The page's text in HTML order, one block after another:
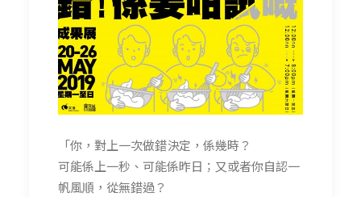
「你，對上一次做錯決定，係幾時？
可能係上一秒、可能係昨日；又或者你自認一
帆風順，從無錯過？